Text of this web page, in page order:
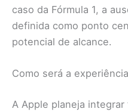
caso da Fórmula 1, a
definida como ponto
potencial de alcance.
Como será a
A Apple planeja